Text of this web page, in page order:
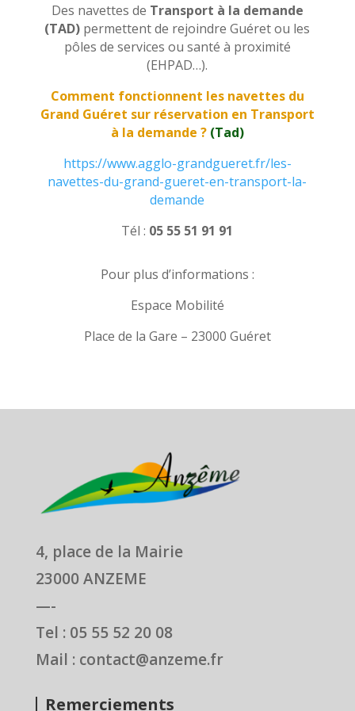
Des navettes de Transport à la demande
(TAD) permettent de rejoindre Guéret ou les
pôles de services ou santé à proximité
(EHPAD…).
Comment fonctionnent les navettes du
Grand Guéret sur réservation en Transport
à la demande ? (Tad)
https://www.agglo-grandgueret.fr/les-
navettes-du-grand-gueret-en-transport-la-
demande
Tél : 05 55 51 91 91
Pour plus d’informations :
Espace Mobilité
Place de la Gare – 23000 Guéret
4, place de la Mairie
23000 ANZEME
—-
Tel : 05 55 52 20 08
Mail : contact@anzeme.fr
Remerciements